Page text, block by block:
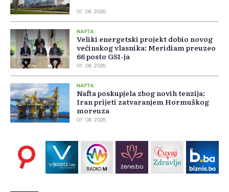
07. 08. 2026.
NAFTA
Veliki energetski projekt dobio novog
većinskog vlasnika: Meridiam preuzeo
66 posto GSI-ja
07. 08. 2026.
NAFTA
Nafta poskupjela zbog novih tenzija:
Iran prijeti zatvaranjem Hormuškog
moreuza
07. 08. 2026.